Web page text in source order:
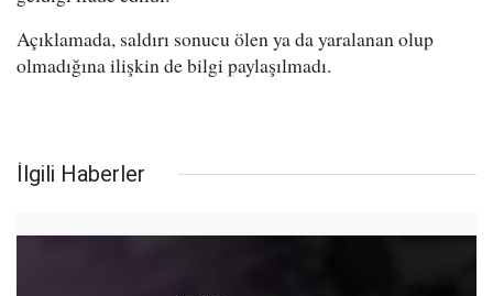
Açıklamada, saldırı sonucu ölen ya da yaralanan olup
olmadığına ilişkin de bilgi paylaşılmadı.
İlgili Haberler